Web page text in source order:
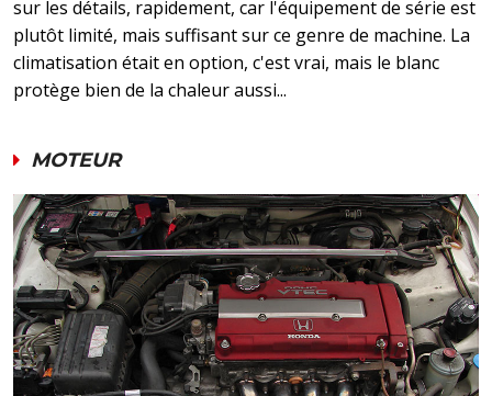
sur les détails, rapidement, car l'équipement de série est
plutôt limité, mais suffisant sur ce genre de machine. La
climatisation était en option, c'est vrai, mais le blanc
protège bien de la chaleur aussi...
MOTEUR